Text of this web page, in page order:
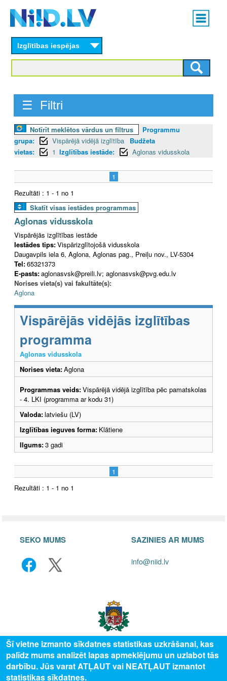
content
Main
menu
Izglītības iespējas
☰ Filtri
Notīrīt meklētos vārdus un filtrus
Programmu
grupa:
Vispārējā vidējā izglītība
Budžeta
vietas:
1 Izglītības iestāde: Aglonas vidusskola
1
Rezultāti : 1 - 1 no 1
Skatīt visas iestādes programmas
Aglonas vidusskola
Vispārējās izglītības iestāde
Iestādes tips:Vispārizglītojošā vidusskola
Daugavpils iela 6, Aglona, Aglonas pag., Preiļu nov., LV-5304
Tel:65321373
E-pasts:aglonasvsk@preili.lv; aglonasvsk@pvg.edu.lv
Norises vieta(s) vai fakultāte(s):
Aglona
Vispārējās vidējās izglītības
programma
Aglonas vidusskola
Norises vieta:Aglona
Programmas veids:Vispārējā vidējā izglītība pēc pamatskolas
- 4. LKI (programma ar kodu 31)
Valoda:latviešu (LV)
Izglītības ieguves forma: Klātiene
Ilgums:3 gadi
1
Rezultāti : 1 - 1 no 1
SEKO MUMS SAZINIES AR MUMS
info@niid.lv
© 2025 Valsts izglītības attīstības aģentūra, publicētā satura visas tiesības
Šī vietne izmanto sīkdatnes statistikas uzkrāšanai, kas
palīdz mums analizēt lapas apmeklējumu un uzlabot tās
darbību. Jūs varat ATĻAUT vai NEATĻAUT izmantot
statistikas sīkdatnes.